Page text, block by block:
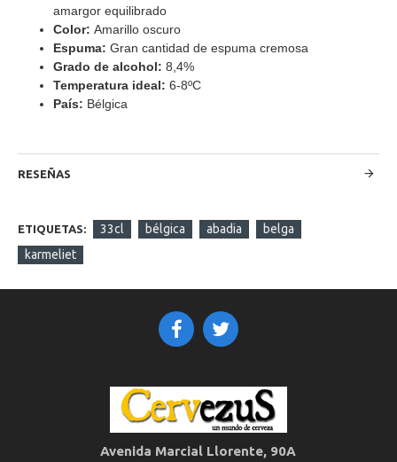
amargor equilibrado
Color: Amarillo oscuro
Espuma: Gran cantidad de espuma cremosa
Grado de alcohol: 8,4%
Temperatura ideal: 6-8ºC
País: Bélgica
RESEÑAS
ETIQUETAS: 33cl bélgica abadia
belga
karmeliet
Avenida Marcial Llorente, 90A